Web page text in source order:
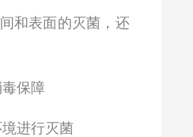
和表面的灭菌，还
保障
进行灭菌